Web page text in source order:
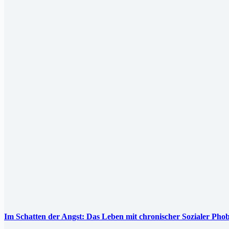
Im Schatten der Angst: Das Leben mit chronischer Sozialer